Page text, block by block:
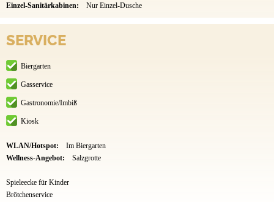
Einzel-Sanitärkabinen: Nur Einzel-Dusche
SERVICE
Biergarten
Gasservice
Gastronomie/Imbiß
Kiosk
WLAN/Hotspot:
Im Biergarten
Wellness-Angebot:
Salzgrotte
Spieleecke für Kinder
Brötchenservice